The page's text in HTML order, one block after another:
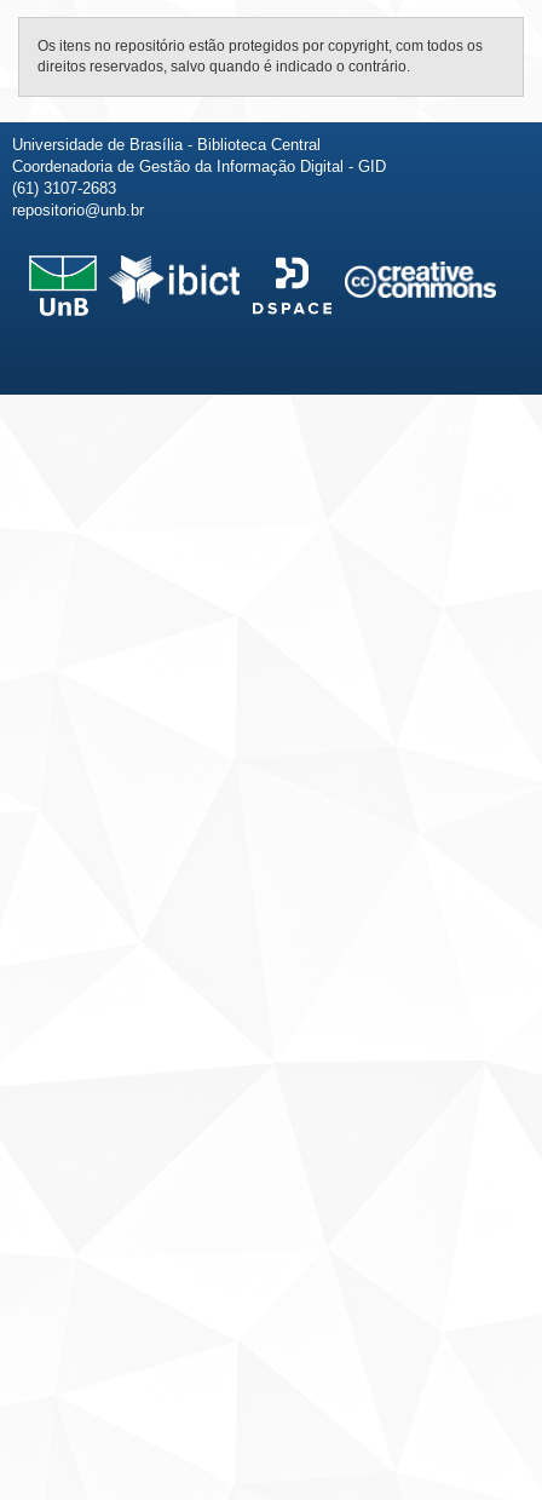
Os itens no repositório estão protegidos por copyright, com todos os
direitos reservados, salvo quando é indicado o contrário.
Universidade de Brasília - Biblioteca Central
Coordenadoria de Gestão da Informação Digital - GID
(61) 3107-2683
repositorio@unb.br